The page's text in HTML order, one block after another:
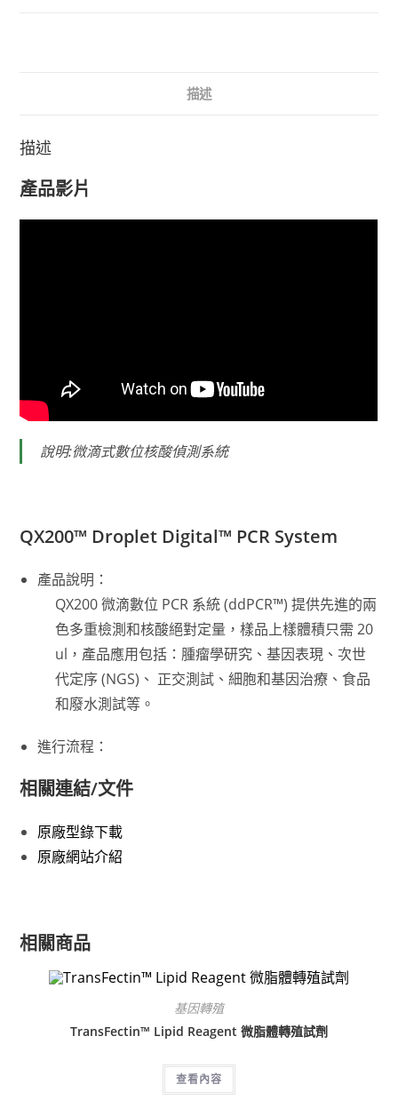
描述
描述
產品影片
說明:微滴式數位核酸偵測系統
QX200™ Droplet Digital™ PCR System
產品說明：
QX200 微滴數位 PCR 系統 (ddPCR™) 提供先進的兩
色多重檢測和核酸絕對定量，樣品上樣體積只需 20
ul，產品應用包括：腫瘤學研究、基因表現、次世
代定序 (NGS)、 正交測試、細胞和基因治療、食品
和廢水測試等。
進行流程：
相關連結/文件
原廠型錄下載
原廠網站介紹
相關商品
基因轉殖
TransFectin™ Lipid Reagent 微脂體轉殖試劑
查看內容